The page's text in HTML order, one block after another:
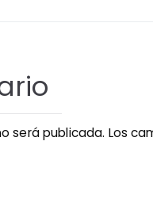
será publicada. Los